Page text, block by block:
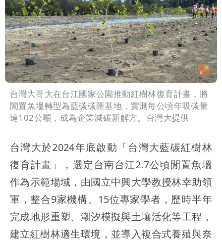
台灣大哥大在台江國家公園推動紅樹林復育計畫，將
閒置魚塭轉型為藍碳碳匯基地，實測每公頃年吸碳量
達102公噸，成為企業減碳新解方。台灣大提供
台灣大於2024年底啟動「台灣大藍碳紅樹林
復育計畫」，選定台南台江2.7公頃閒置魚塭
作為示範場域，由國立中興大學教授林幸助領
軍，整合9家機構、15位專家學者，歷時半年
完成地形重塑、潮汐模擬與土壤活化等工程，
建立紅樹林適生環境，並導入複合式養殖與奈